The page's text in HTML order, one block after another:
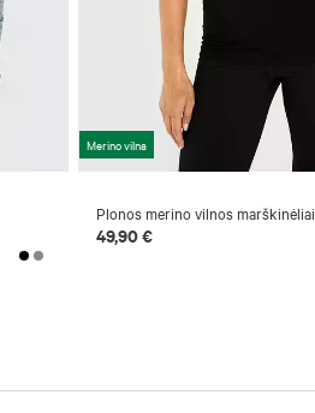
Merino vilna
Plonos merino vilnos marškinėliai
49,90 €